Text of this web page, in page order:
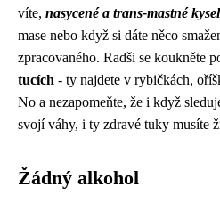
víte, nasycené a trans-mastné
mase nebo když si dáte něco
zpracovaného. Radši se koukněte
tucích - ty najdete v rybičkách,
No a nezapomeňte, že i když
svojí váhy, i ty zdravé tuky musíte
Žádný alkohol